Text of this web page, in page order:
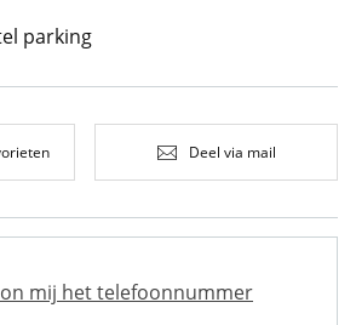
parking
Deel via mail
mij het telefoonnummer